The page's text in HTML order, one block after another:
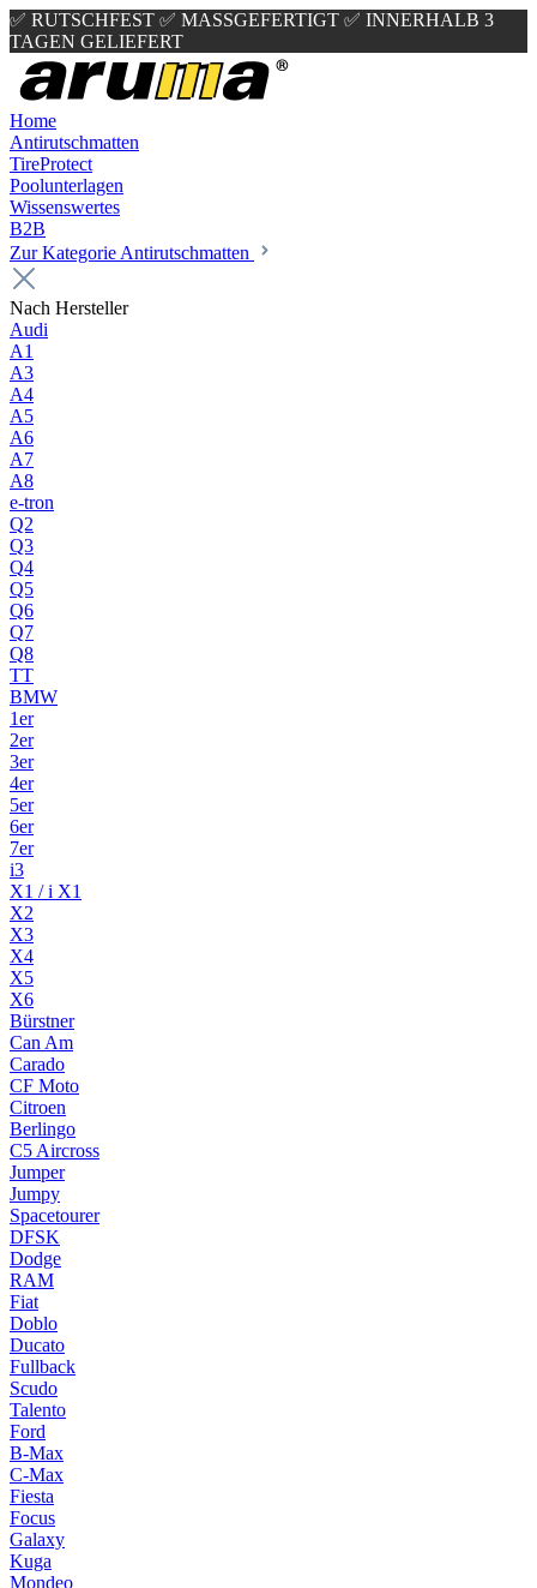
✅ RUTSCHFEST ✅ MASSGEFERTIGT ✅ INNERHALB 3
TAGEN GELIEFERT
Home
Antirutschmatten
TireProtect
Poolunterlagen
Wissenswertes
B2B
Zur Kategorie Antirutschmatten
Nach Hersteller
Audi
A1
A3
A4
A5
A6
A7
A8
e-tron
Q2
Q3
Q4
Q5
Q6
Q7
Q8
TT
BMW
1er
2er
3er
4er
5er
6er
7er
i3
X1 / i X1
X2
X3
X4
X5
X6
Bürstner
Can Am
Carado
CF Moto
Citroen
Berlingo
C5 Aircross
Jumper
Jumpy
Spacetourer
DFSK
Dodge
RAM
Fiat
Doblo
Ducato
Fullback
Scudo
Talento
Ford
B-Max
C-Max
Fiesta
Focus
Galaxy
Kuga
Mondeo